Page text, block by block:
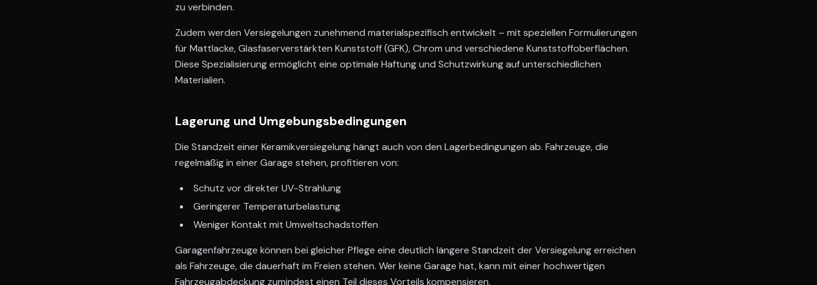
zu verbinden.
Zudem werden Versiegelungen zunehmend materialspezifisch entwickelt – mit speziellen Formulierungen
für Mattlacke, Glasfaserverstärkten Kunststoff (GFK), Chrom und verschiedene Kunststoffoberflächen.
Diese Spezialisierung ermöglicht eine optimale Haftung und Schutzwirkung auf unterschiedlichen
Materialien.
Lagerung und Umgebungsbedingungen
Die Standzeit einer Keramikversiegelung hängt auch von den Lagerbedingungen ab. Fahrzeuge, die
regelmäßig in einer Garage stehen, profitieren von:
Schutz vor direkter UV-Strahlung
Geringerer Temperaturbelastung
Weniger Kontakt mit Umweltschadstoffen
Garagenfahrzeuge können bei gleicher Pflege eine deutlich längere Standzeit der Versiegelung erreichen
als Fahrzeuge, die dauerhaft im Freien stehen. Wer keine Garage hat, kann mit einer hochwertigen
Fahrzeugabdeckung zumindest einen Teil dieses Vorteils kompensieren.